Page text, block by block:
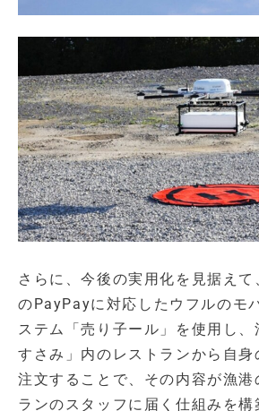
さらに、今後の実用化を見据え
のPayPayに対応したウフルのモ
ステム「売り子ール」を使用し、
すさみ」内のレストランから自身
注文することで、その内容が漁港
ランのスタッフに届く仕組みを構